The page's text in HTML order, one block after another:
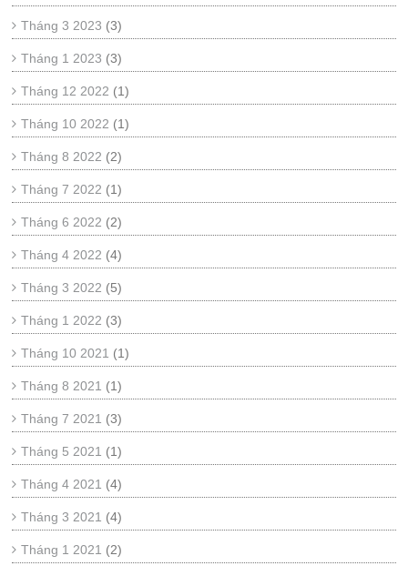
Tháng 3 2023 (3)
Tháng 1 2023 (3)
Tháng 12 2022 (1)
Tháng 10 2022 (1)
Tháng 8 2022 (2)
Tháng 7 2022 (1)
Tháng 6 2022 (2)
Tháng 4 2022 (4)
Tháng 3 2022 (5)
Tháng 1 2022 (3)
Tháng 10 2021 (1)
Tháng 8 2021 (1)
Tháng 7 2021 (3)
Tháng 5 2021 (1)
Tháng 4 2021 (4)
Tháng 3 2021 (4)
Tháng 1 2021 (2)